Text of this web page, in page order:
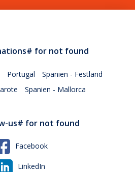
for not found
Portugal
Spanien - Festland
Spanien - Mallorca
us# for not found
Facebook
LinkedIn